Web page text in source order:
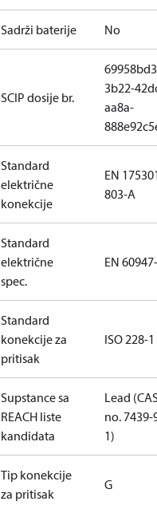
Sadrži baterije No
SCIP dosije br.
3b22-
aa8a-
Standard
električne
konekcije
EN
803-A
Standard
električne
spec.
EN
Standard
konekcije za
pritisak
ISO 228-1
Supstance sa
REACH liste
kandidata
Lead
no. 7439-
1)
Tip konekcije
za pritisak
G